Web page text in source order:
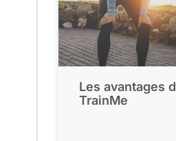
Les avantages
TrainMe